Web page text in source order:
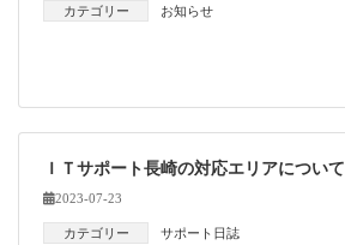
カテゴリー お知らせ
ＩＴサポート長崎の対応エリアについて
2023-07-23
カテゴリー サポート日誌